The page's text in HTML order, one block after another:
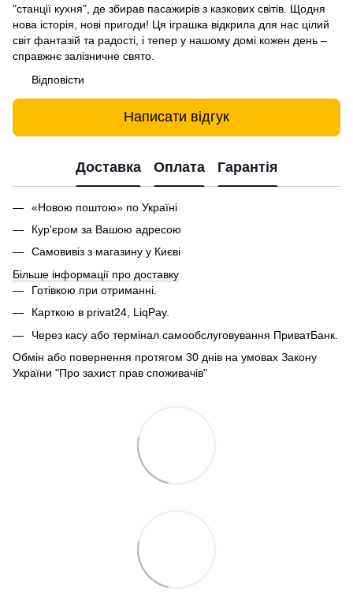
"станції кухня", де збирав пасажирів з казкових світів. Щодня
нова історія, нові пригоди! Ця іграшка відкрила для нас цілий
світ фантазій та радості, і тепер у нашому домі кожен день –
справжнє залізничне свято.
Відповісти
Написати відгук
Доставка Оплата Гарантія
«Новою поштою» по Україні
Кур'єром за Вашою адресою
Самовивіз з магазину у Києві
Більше інформації про доставку
Готівкою при отриманні.
Карткою в privat24, LiqPay.
Через касу або термінал самообслуговування ПриватБанк.
Обмін або повернення протягом 30 днів на умовах Закону
України "Про захист прав споживачів"